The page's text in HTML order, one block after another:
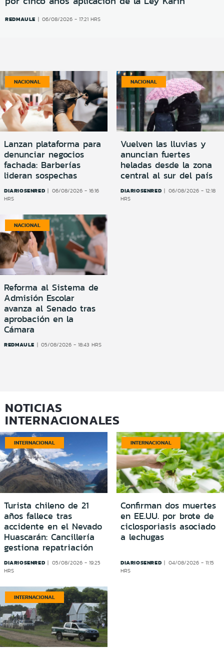
REDMAULE 06/08/2026 - 17:21 HRS
NACIONAL
Lanzan plataforma para
denunciar negocios
fachada: Barberías
lideran sospechas
DIARIOSENRED
06/08/2026 - 16:16
HRS
NACIONAL
Vuelven las lluvias y
anuncian fuertes
heladas desde la zona
central al sur del país
DIARIOSENRED
06/08/2026 - 12:18
HRS
NACIONAL
Reforma al Sistema de
Admisión Escolar
avanza al Senado tras
aprobación en la
Cámara
REDMAULE 05/08/2026 - 18:43 HRS
NOTICIAS
INTERNACIONALES
INTERNACIONAL
Turista chileno de 21
años fallece tras
accidente en el Nevado
Huascarán: Cancillería
gestiona repatriación
DIARIOSENRED
05/08/2026 - 19:25
HRS
INTERNACIONAL
Confirman dos muertes
en EE.UU. por brote de
ciclosporiasis asociado
a lechugas
DIARIOSENRED
04/08/2026 - 11:15
HRS
INTERNACIONAL